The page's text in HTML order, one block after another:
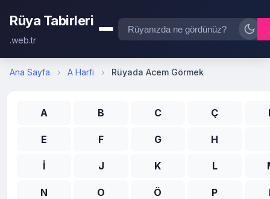
Rüya Tabirleri
.web.tr
Ana Sayfa › A Harfi › Rüyada Acem Görmek
A B C Ç
E F G H
İ J K L
N O Ö P